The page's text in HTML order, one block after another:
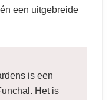
een uitgebreide
is een
Het is